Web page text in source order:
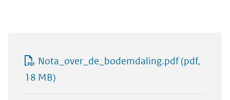
Nota_over_de_bodemdaling.pdf(pdf,
18 MB)